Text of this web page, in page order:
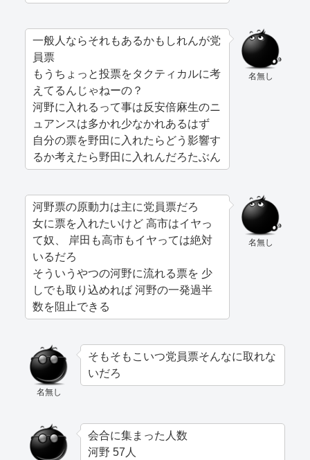
名無し
一般人ならそれもあるかもしれんが党
員票
もうちょっと投票をタクティカルに考
えてるんじゃねーの？
河野に入れるって事は反安倍麻生のニ
ュアンスは多かれ少なかれあるはず
自分の票を野田に入れたらどう影響す
るか考えたら野田に入れんだろたぶん
名無し
河野票の原動力は主に党員票だろ
女に票を入れたいけど 高市はイヤっ
て奴、 岸田も高市もイヤっては絶対
いるだろ
そういうやつの河野に流れる票を 少
しでも取り込めれば 河野の一発過半
数を阻止できる
名無し
そもそもこいつ党員票そんなに取れな
いだろ
会合に集まった人数
河野 57人